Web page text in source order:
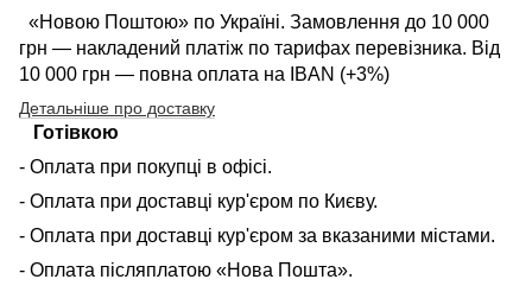
«Новою Поштою» по Україні. Замовлення до 10 000
грн — накладений платіж по тарифах перевізника. Від
10 000 грн — повна оплата на IBAN (+3%)
Детальніше про доставку
Готівкою
- Оплата при покупці в офісі.
- Оплата при доставці кур'єром по Києву.
- Оплата при доставці кур'єром за вказаними містами.
- Оплата післяплатою «Нова Пошта».